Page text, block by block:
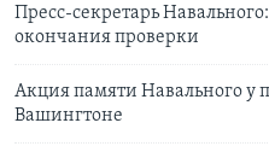
Пресс-секретарь
окончания проверки
Акция памяти Навального у
Вашингтоне